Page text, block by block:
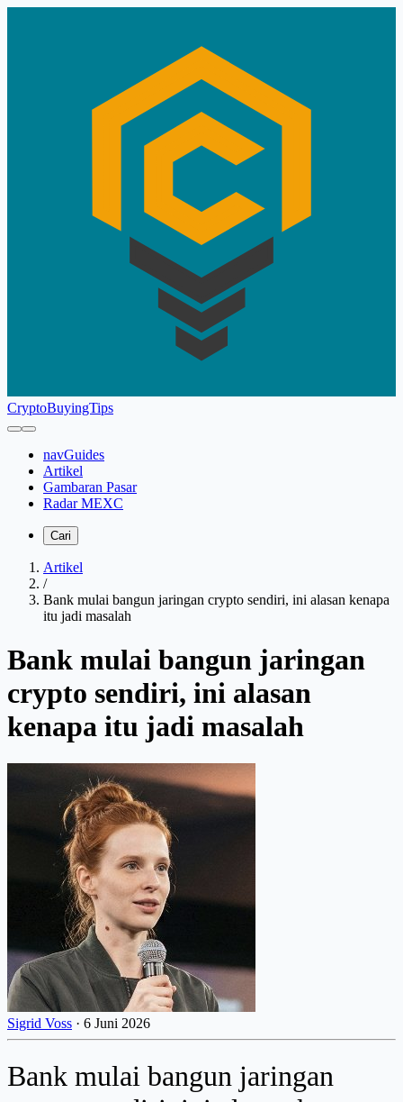
CryptoBuyingTips
navGuides
Artikel
Gambaran Pasar
Radar MEXC
Cari
Artikel
/
Bank mulai bangun jaringan crypto sendiri, ini alasan kenapa
itu jadi masalah
Bank mulai bangun jaringan
crypto sendiri, ini alasan
kenapa itu jadi masalah
Sigrid Voss · 6 Juni 2026
Bank mulai bangun jaringan